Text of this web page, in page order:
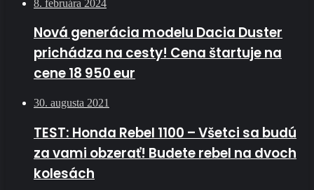
8. februára 2024
Nová generácia modelu Dacia Duster
prichádza na cesty! Cena štartuje na
cene 18 950 eur
30. augusta 2021
TEST: Honda Rebel 1100 – Všetci sa budú
za vami obzerať! Budete rebel na dvoch
kolesách